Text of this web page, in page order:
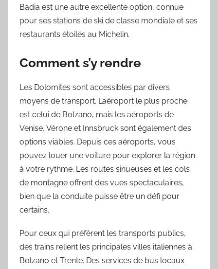
Badia est une autre excellente option, connue
pour ses stations de ski de classe mondiale et ses
restaurants étoilés au Michelin.
Comment s’y rendre
Les Dolomites sont accessibles par divers
moyens de transport. L’aéroport le plus proche
est celui de Bolzano, mais les aéroports de
Venise, Vérone et Innsbruck sont également des
options viables. Depuis ces aéroports, vous
pouvez louer une voiture pour explorer la région
à votre rythme. Les routes sinueuses et les cols
de montagne offrent des vues spectaculaires,
bien que la conduite puisse être un défi pour
certains.
Pour ceux qui préfèrent les transports publics,
des trains relient les principales villes italiennes à
Bolzano et Trente. Des services de bus locaux